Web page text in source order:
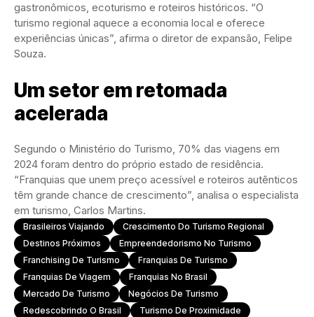
gastronômicos, ecoturismo e roteiros históricos. “O
turismo regional aquece a economia local e oferece
experiências únicas”, afirma o diretor de expansão, Felipe
Souza.
Um setor em retomada
acelerada
Segundo o Ministério do Turismo, 70% das viagens em
2024 foram dentro do próprio estado de residência.
“Franquias que unem preço acessível e roteiros autênticos
têm grande chance de crescimento”, analisa o especialista
em turismo, Carlos Martins.
Brasileiros Viajando
Crescimento Do Turismo Regional
Destinos Próximos
Empreendedorismo No Turismo
Franchising De Turismo
Franquias De Turismo
Franquias De Viagem
Franquias No Brasil
Mercado De Turismo
Negócios De Turismo
Redescobrindo O Brasil
Turismo De Proximidade